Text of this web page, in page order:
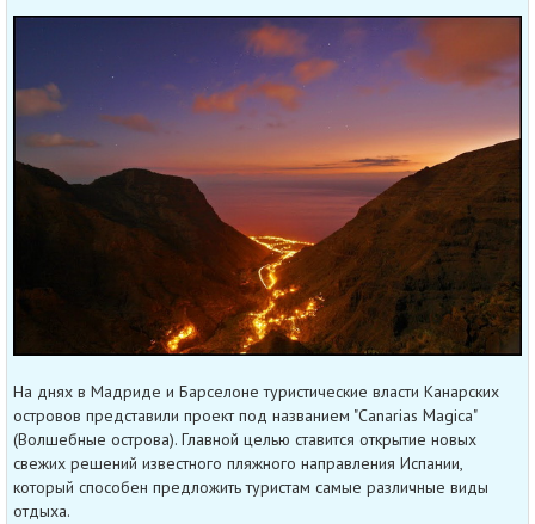
На днях в Мадриде и Барселоне туристические власти Канарских
островов представили проект под названием "Canarias Magica"
(Волшебные острова). Главной целью ставится открытие новых
свежих решений известного пляжного направления Испании,
который способен предложить туристам самые различные виды
отдыха.